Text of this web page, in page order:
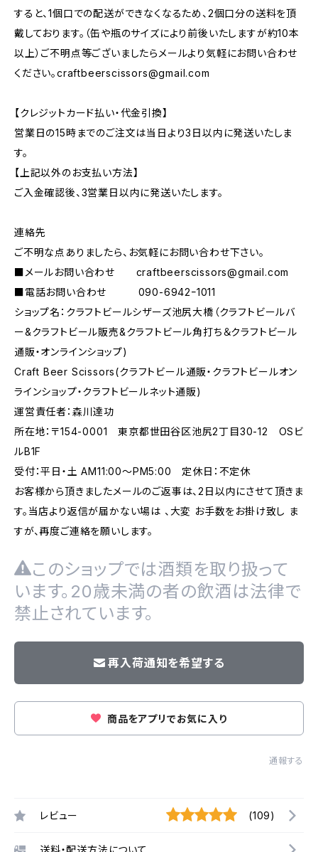
すると、1個口での配送ができなくなるため、2個口分の送料を頂
戴しております。（缶や瓶のサイズにより前後いたしますが約10本
以上）ご不明点等ございましたらメールより気軽にお問い合わせ
ください。craftbeerscissors@gmail.com
【クレジットカード払い・代金引換】
営業日の15時までのご注文は当日より3日以内に発送いたしま
す。
【上記以外のお支払い方法】
ご入金確認後、3営業日以内に発送いたします。
連絡先
ご不明な点ありましたら、お気軽にお問い合わせ下さい。
■メールお問い合わせ craftbeerscissors@gmail.com
■電話お問い合わせ 090-6942ｰ1011
ショップ名：クラフトビールシザーズ池尻大橋（クラフトビールバ
ー&クラフトビール販売&クラフトビール角打ち＆クラフトビール
通販・オンラインショップ)
Craft Beer Scissors(クラフトビール通販・クラフトビールオン
ラインショップ・クラフトビールネット通販)
運営責任者：森川達功
所在地：〒154-0001 東京都世田谷区池尻2丁目30-12 OSビ
ルB1F
受付：平日・土 AM11:00～PM5:00 定休日：不定休
お客様から頂きましたメールのご返事は、2日以内にさせて頂きま
す。当店より返信が届かない場は 、大変 お手数をお掛け致し ま
すが、再度ご連絡を願いします。
このショップでは酒類を取り扱って
います。20歳未満の者の飲酒は法律で
禁止されています。
再入荷通知を希望する
商品をアプリでお気に入り
通報する
レビュー (109)
送料・配送方法について